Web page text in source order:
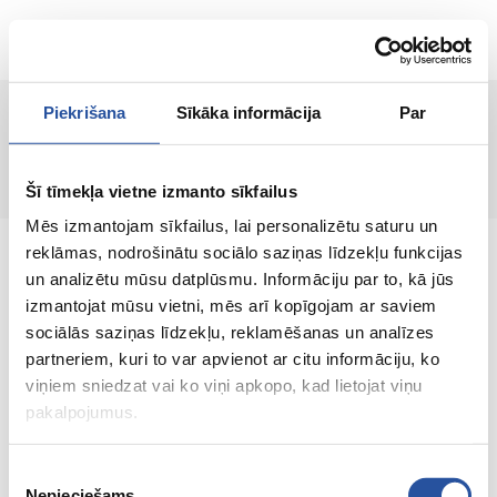
Piekrišana Sīkāka informācija Par
Šī tīmekļa vietne izmanto sīkfailus
Mēs izmantojam sīkfailus, lai personalizētu saturu un
reklāmas, nodrošinātu sociālo saziņas līdzekļu funkcijas
un analizētu mūsu datplūsmu. Informāciju par to, kā jūs
izmantojat mūsu vietni, mēs arī kopīgojam ar saviem
sociālās saziņas līdzekļu, reklamēšanas un analīzes
partneriem, kuri to var apvienot ar citu informāciju, ko
viņiem sniedzat vai ko viņi apkopo, kad lietojat viņu
pakalpojumus.
ET
Lehte ei leitud!
Veebipoodi soodsate hindade ja kvaliteetsete
toodetega, kus kliendi rahulolu on meie
peamine väärtus.
Koik sinu kodu ja aia jaoks!